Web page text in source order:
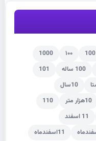
100 ۱۰۰
1000
100 ساله
101
10سال
10هزار متر
110
11 اسفند
11اسفندماه